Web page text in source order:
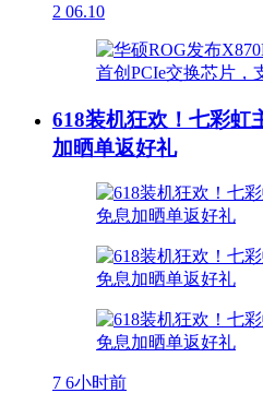
2 06.10
618装机狂欢！七彩虹
加晒单返好礼
7 6小时前